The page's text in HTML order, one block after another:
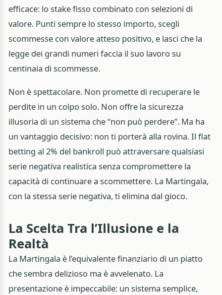
efficace: lo stake fisso combinato con selezioni di
valore. Punti sempre lo stesso importo, scegli
scommesse con valore atteso positivo, e lasci che la
legge dei grandi numeri faccia il suo lavoro su
centinaia di scommesse.
Non è spettacolare. Non promette di recuperare le
perdite in un colpo solo. Non offre la sicurezza
illusoria di un sistema che “non può perdere”. Ma ha
un vantaggio decisivo: non ti porterà alla rovina. Il flat
betting al 2% del bankroll può attraversare qualsiasi
serie negativa realistica senza compromettere la
capacità di continuare a scommettere. La Martingala,
con la stessa serie negativa, ti elimina dal gioco.
La Scelta Tra l’Illusione e la
Realtà
La Martingala è l’equivalente finanziario di un piatto
che sembra delizioso ma è avvelenato. La
presentazione è impeccabile: un sistema semplice,